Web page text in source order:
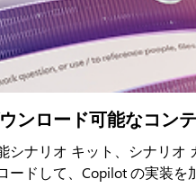
ンロード可能なコン
シナリオ キット、シナリオ
ードして、Copilot の実装を